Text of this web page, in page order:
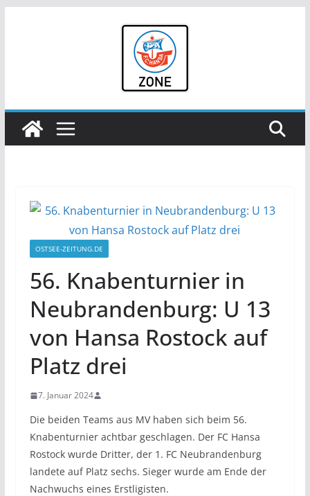
OSTSEE-ZEITUNG.DE
56. Knabenturnier in
Neubrandenburg: U 13
von Hansa Rostock auf
Platz drei
7. Januar 2024
Die beiden Teams aus MV haben sich beim 56.
Knabenturnier achtbar geschlagen. Der FC Hansa
Rostock wurde Dritter, der 1. FC Neubrandenburg
landete auf Platz sechs. Sieger wurde am Ende der
Nachwuchs eines Erstligisten.